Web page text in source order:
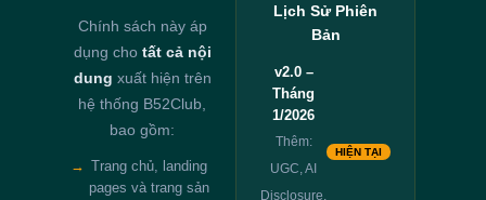
Chính sách này áp
dụng cho tất cả nội
dung xuất hiện trên
hệ thống B52Club,
bao gồm:
→ Trang chủ, landing
pages và trang sản
Lịch Sử Phiên
Bản
v2.0 –
Tháng
1/2026
Thêm:
UGC, AI
Disclosure,
HIỆN TẠI